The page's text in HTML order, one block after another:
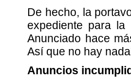
De hecho, la
expediente para
Anunciado hace
Así que no hay
Anuncios